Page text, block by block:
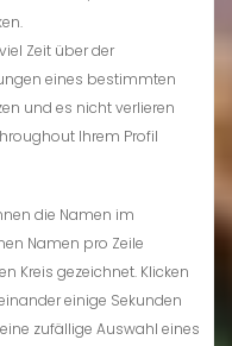
Zeit über der
eines bestimmten
und es nicht verlieren
Ihrem Profil
die Namen im
Namen pro Zeile
Kreis gezeichnet. Klicken
einige Sekunden
zufällige Auswahl eines